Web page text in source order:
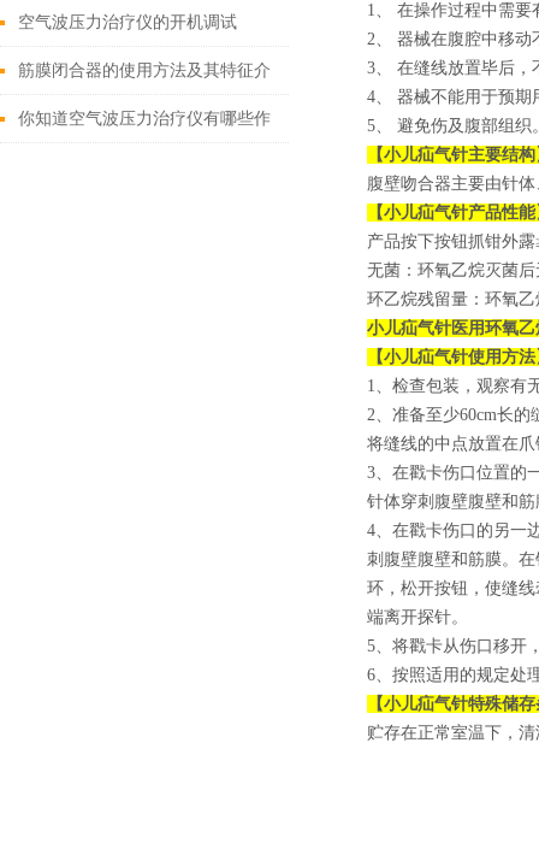
的应用有哪些?
空气波压力治疗仪的开机调试
筋膜闭合器的使用方法及其特征介
绍
你知道空气波压力治疗仪有哪些作
1、
在操作过程中需要
2、
器械在腹腔中移动
3、
在缝线放置毕后，
4、
器械不能用于预期
5、
避免伤及腹部组织
【小儿疝气针主要结构
腹壁吻合器主要由针
【小儿疝气针产品性能
产品按下按钮抓钳外
无菌：环氧乙烷灭菌后
环乙烷残留量：环氧
小儿疝气针医用环氧
【小儿疝气针使用方法
1、检查包装，观察有
2、准备至少60cm长
将缝线的中点放置在
3、在戳卡伤口位置的
针体穿刺腹壁腹壁和
4、在戳卡伤口的另一
刺腹壁腹壁和筋膜。
环，松开按钮，使缝
端离开探针。
5、将戳卡从伤口移开
6、按照适用的规定处
【小儿疝气针特殊储
贮存在正常室温下，